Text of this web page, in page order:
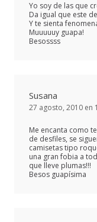
Yo soy de las que
Da igual que este
Y te sienta
Muuuuuy guapa!
Besossss
Susana
27 agosto, 2010 en
Me encanta como
de desfiles, se
camisetas tipo
una gran fobia a
que lleve plumas!!!
Besos guapísima